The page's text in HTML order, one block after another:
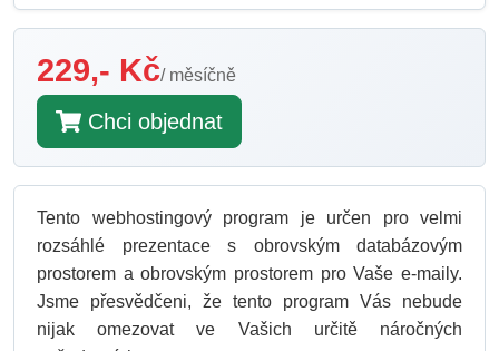
229,- Kč/ měsíčně
Chci objednat
Tento webhostingový program je určen pro velmi
rozsáhlé prezentace s obrovským databázovým
prostorem a obrovským prostorem pro Vaše e-maily.
Jsme přesvědčeni, že tento program Vás nebude
nijak omezovat ve Vašich určitě náročných